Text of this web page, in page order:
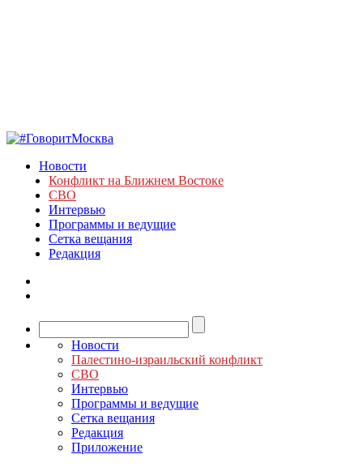
Новости
Конфликт на Ближнем Востоке
СВО
Интервью
Программы и ведущие
Сетка вещания
Редакция
Новости
Палестино-израильский конфликт
СВО
Интервью
Программы и ведущие
Сетка вещания
Редакция
Приложение